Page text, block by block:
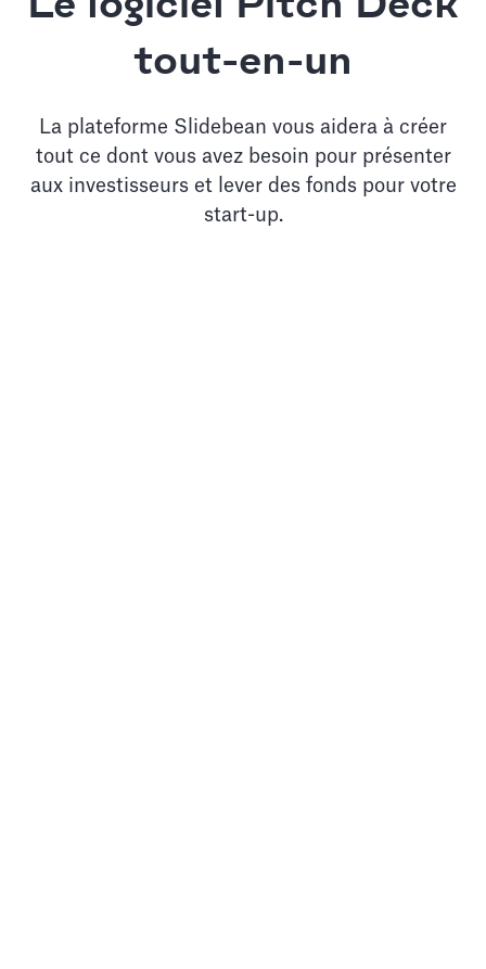
tout-en-un
La plateforme Slidebean vous aidera à créer
tout ce dont vous avez besoin pour présenter
aux investisseurs et lever des fonds pour votre
start-up.